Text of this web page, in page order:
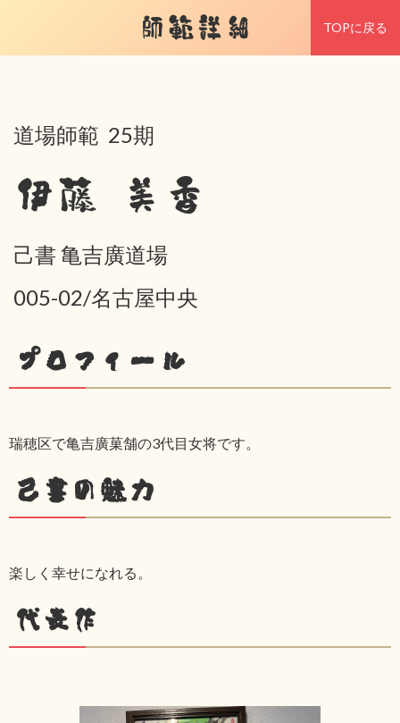
師範詳細 TOPに戻る
道場師範 25期
伊藤 美香
己書 亀吉廣道場
005-02/名古屋中央
プロフィール
瑞穂区で亀吉廣菓舗の3代目女将です。
己書の魅力
楽しく幸せになれる。
代表作